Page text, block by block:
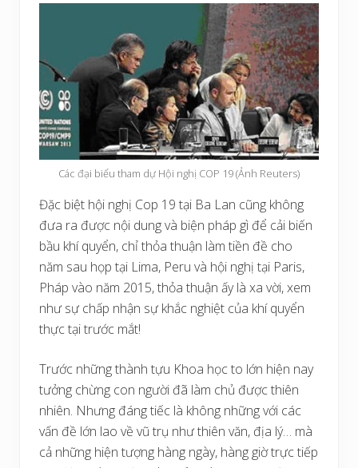
Các đại biểu tham dự Hội nghị COP 19 (Ảnh Reuters)
Đặc biệt hội nghị Cop 19 tại Ba Lan cũng không
đưa ra được nội dung và biện pháp gì để cải biến
bầu khí quyển, chỉ thỏa thuận làm tiền đề cho
năm sau họp tại Lima, Peru và hội nghị tại Paris,
Pháp vào năm 2015, thỏa thuận ấy là xa vời, xem
như sự chấp nhận sự khắc nghiệt của khí quyển
thực tại trước mắt!
Trước những thành tựu Khoa học to lớn hiện nay
tưởng chừng con người đã làm chủ được thiên
nhiên. Nhưng đáng tiếc là không những với các
vấn đề lớn lao về vũ trụ như thiên văn, địa lý… mà
cả những hiện tượng hàng ngày, hàng giờ trực tiếp